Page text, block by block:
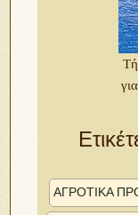
ΑΓΡΟΤΙΚΑ